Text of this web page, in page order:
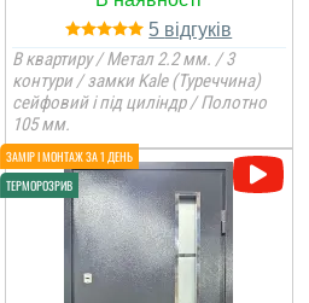
Валентин
Шукали шось цікаве для
будинку по ціні та якості
і знайшли цей варіант,
по кольору якраз під
вікна та дах підійшло. ...
5
В квартиру / Метал 2.2 мм. / 3
контури / замки Kale (Туреччина)
сейфовий і під циліндр / Полотно
105 мм.